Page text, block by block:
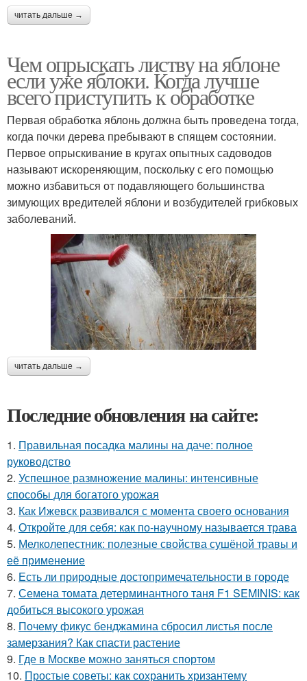
читать дальше →
Чем опрыскать листву на яблоне
если уже яблоки. Когда лучше
всего приступить к обработке
Первая обработка яблонь должна быть проведена тогда,
когда почки дерева пребывают в спящем состоянии.
Первое опрыскивание в кругах опытных садоводов
называют искореняющим, поскольку с его помощью
можно избавиться от подавляющего большинства
зимующих вредителей яблони и возбудителей грибковых
заболеваний.
читать дальше →
Последние обновления на сайте:
1. Правильная посадка малины на даче: полное
руководство
2. Успешное размножение малины: интенсивные
способы для богатого урожая
3. Как Ижевск развивался с момента своего основания
4. Откройте для себя: как по-научному называется трава
5. Мелколепестник: полезные свойства сушёной травы и
её применение
6. Есть ли природные достопримечательности в городе
7. Семена томата детерминантного таня F1 SEMINIS: как
добиться высокого урожая
8. Почему фикус бенджамина сбросил листья после
замерзания? Как спасти растение
9. Где в Москве можно заняться спортом
10. Простые советы: как сохранить хризантему